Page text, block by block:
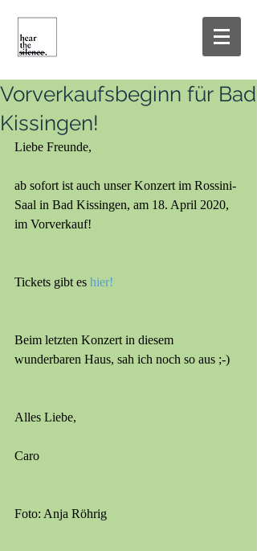
Vorverkaufsbeginn für Bad
Kissingen!
Liebe Freunde,
ab sofort ist auch unser Konzert im Rossini-
Saal in Bad Kissingen, am 18. April 2020,
im Vorverkauf!
Tickets gibt es hier!
Beim letzten Konzert in diesem
wunderbaren Haus, sah ich noch so aus ;-)
Alles Liebe,
Caro
Foto: Anja Röhrig